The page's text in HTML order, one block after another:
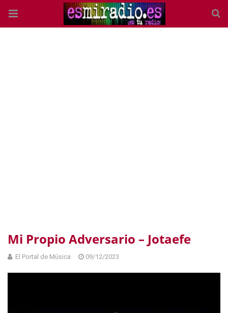
Mi Propio Adversario – Jotaefe
El Portal de Música 09/12/2023